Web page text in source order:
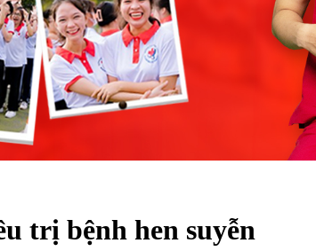
trị bệnh hen suyễn